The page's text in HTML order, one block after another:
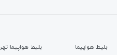
بلیط هواپیما
بلیط هواپیما